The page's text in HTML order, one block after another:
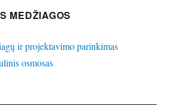
MEDŽIAGOS
ir projektavimo parinkimas
osmosas